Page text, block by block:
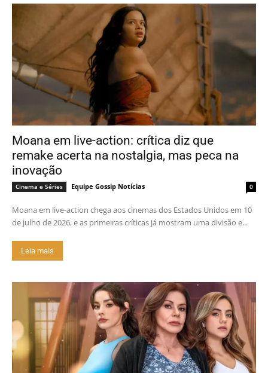
Moana em live-action: crítica diz que
remake acerta na nostalgia, mas peca na
inovação
Cinema e Séries Equipe Gossip Notícias 0
Moana em live-action chega aos cinemas dos Estados Unidos em 10
de julho de 2026, e as primeiras críticas já mostram uma divisão e...
Leia mais